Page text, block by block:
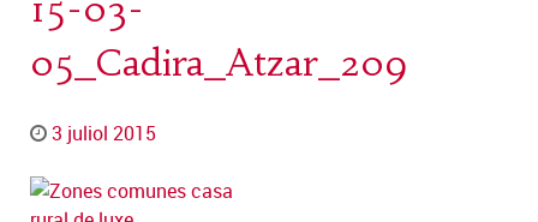
05_Cadira_Atzar_209
3 juliol 2015